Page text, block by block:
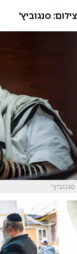
צילום: סנגוביץ'
סנגוביץ'